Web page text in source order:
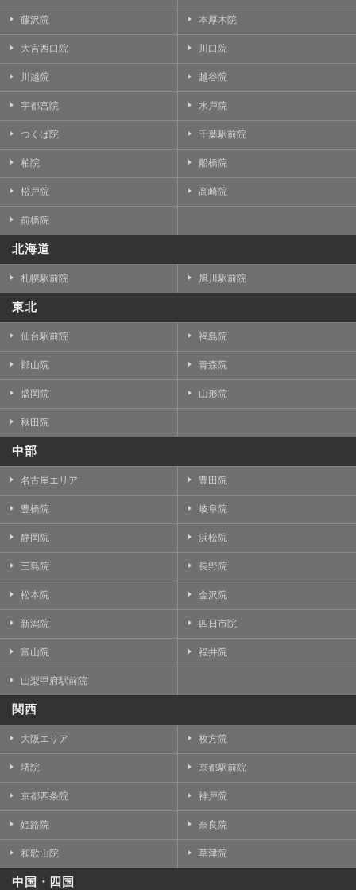
藤沢院 本厚木院
大宮西口院 川口院
川越院 越谷院
宇都宮院 水戸院
つくば院 千葉駅前院
柏院 船橋院
松戸院 高崎院
前橋院
北海道
札幌駅前院 旭川駅前院
東北
仙台駅前院 福島院
郡山院 青森院
盛岡院 山形院
秋田院
中部
名古屋エリア 豊田院
豊橋院 岐阜院
静岡院 浜松院
三島院 長野院
松本院 金沢院
新潟院 四日市院
富山院 福井院
山梨甲府駅前院
関西
大阪エリア 枚方院
堺院 京都駅前院
京都四条院 神戸院
姫路院 奈良院
和歌山院 草津院
中国・四国